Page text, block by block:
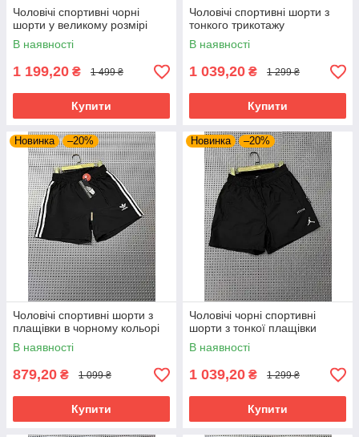
Чоловічі спортивні чорні
шорти у великому розмірі
В наявності
1 199,20 ₴ 1 499 ₴
Купити
Чоловічі спортивні шорти з
тонкого трикотажу
В наявності
1 039,20 ₴ 1 299 ₴
Купити
Новинка –20%
Чоловічі спортивні шорти з
плащівки в чорному кольорі
В наявності
879,20 ₴ 1 099 ₴
Купити
Новинка –20%
Чоловічі чорні спортивні
шорти з тонкої плащівки
В наявності
1 039,20 ₴ 1 299 ₴
Купити